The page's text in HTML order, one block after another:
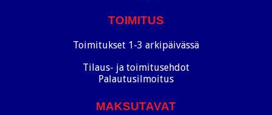
TOIMITUS
Toimitukset 1-3 arkipäivässä
Tilaus- ja toimitusehdot
Palautusilmoitus
MAKSUTAVAT